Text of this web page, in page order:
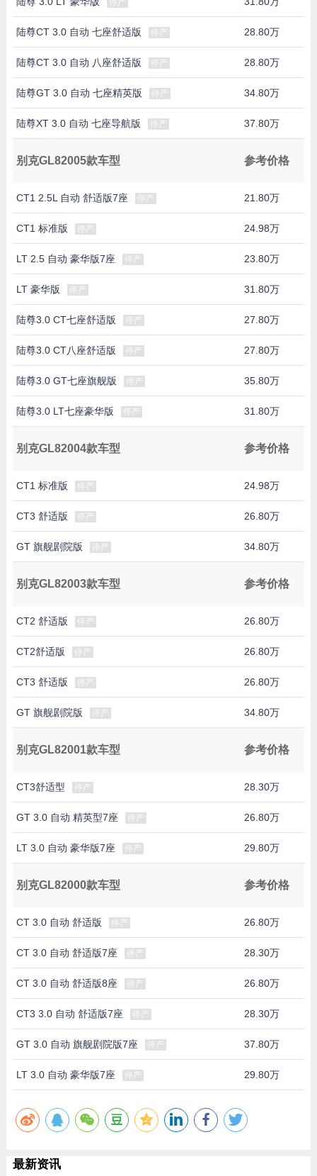
停产
陆尊CT 3.0 自动 七座舒适版 停产 28.80万
陆尊CT 3.0 自动 八座舒适版 停产 28.80万
陆尊GT 3.0 自动 七座精英版 停产 34.80万
陆尊XT 3.0 自动 七座导航版 停产 37.80万
别克GL82005款车型 参考价格
CT1 2.5L 自动 舒适版7座 停产 21.80万
CT1 标准版 停产 24.98万
LT 2.5 自动 豪华版7座 停产 23.80万
LT 豪华版 停产 31.80万
陆尊3.0 CT七座舒适版 停产 27.80万
陆尊3.0 CT八座舒适版 停产 27.80万
陆尊3.0 GT七座旗舰版 停产 35.80万
陆尊3.0 LT七座豪华版 停产 31.80万
别克GL82004款车型 参考价格
CT1 标准版 停产 24.98万
CT3 舒适版 停产 26.80万
GT 旗舰剧院版 停产 34.80万
别克GL82003款车型 参考价格
CT2 舒适版 停产 26.80万
CT2舒适版 停产 26.80万
CT3 舒适版 停产 26.80万
GT 旗舰剧院版 停产 34.80万
别克GL82001款车型 参考价格
CT3舒适型 停产 28.30万
GT 3.0 自动 精英型7座 停产 26.80万
LT 3.0 自动 豪华版7座 停产 29.80万
别克GL82000款车型 参考价格
CT 3.0 自动 舒适版 停产 26.80万
CT 3.0 自动 舒适版7座 停产 28.30万
CT 3.0 自动 舒适版8座 停产 26.80万
CT3 3.0 自动 舒适版7座 停产 28.30万
GT 3.0 自动 旗舰剧院版7座 停产 37.80万
LT 3.0 自动 豪华版7座 停产 29.80万
最新资讯